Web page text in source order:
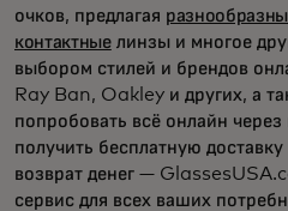
очков, предлагая
контактныелинзы и многое
выбором стилей и брендов
Ray Ban, Oakley и других, а
попробовать всё онлайн через
получить бесплатную
возврат денег —
сервис для всех ваших